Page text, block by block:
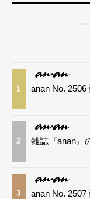
1 anan No.
2 雑誌『anan』
3 anan No.